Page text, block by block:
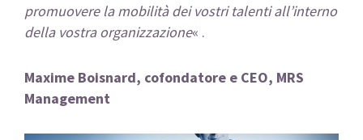
promuovere la mobilità dei vostri talenti all’interno
della vostra organizzazione« .
Maxime Boisnard, cofondatore e CEO, MRS
Management